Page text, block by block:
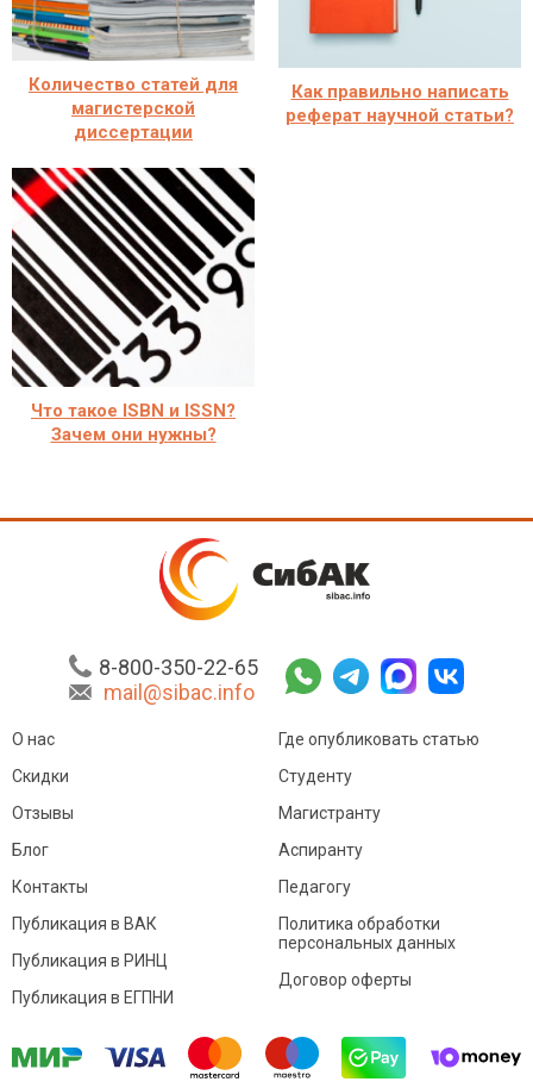
Количество статей для
магистерской
диссертации
Как правильно написать
реферат научной статьи?
Что такое ISBN и ISSN?
Зачем они нужны?
8-800-350-22-65
mail@sibac.info
О нас
Скидки
Отзывы
Блог
Контакты
Где опубликовать статью
Студенту
Магистранту
Аспиранту
Педагогу
Публикация в ВАК
Публикация в РИНЦ
Публикация в ЕГПНИ
Политика обработки
персональных данных
Договор оферты